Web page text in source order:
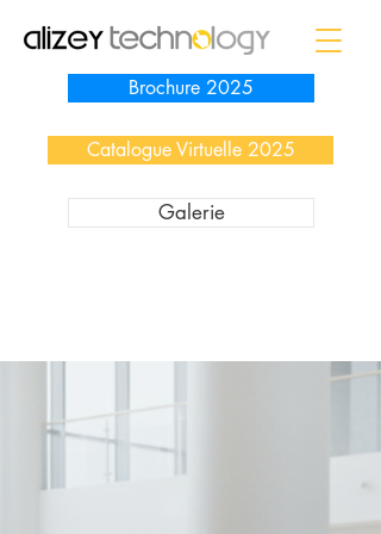
Brochure 2025
Galerie
Catalogue Virtuelle 2025